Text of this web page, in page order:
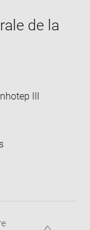
de la
III